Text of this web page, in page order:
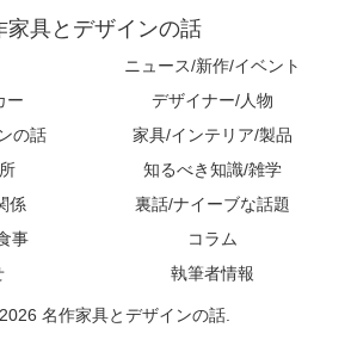
家具とデザインの話
ニュース/新作/イベント
ー
デザイナー/人物
の話
家具/インテリア/製品
知るべき知識/雑学
係
裏話/ナイーブな話題
事
コラム
執筆者情報
名作家具とデザインの話.